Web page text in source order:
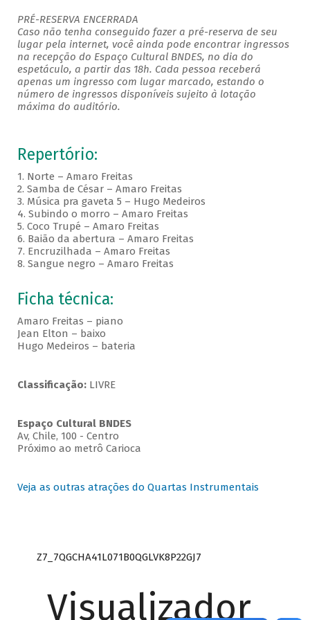
PRÉ-RESERVA ENCERRADA
Caso não tenha conseguido fazer a pré-reserva de seu
lugar pela internet, você ainda pode encontrar ingressos
na recepção do Espaço Cultural BNDES, no dia do
espetáculo, a partir das 18h. Cada pessoa receberá
apenas um ingresso com lugar marcado, estando o
número de ingressos disponíveis sujeito à lotação
máxima do auditório. ​
Repertório:
1. Norte – Amaro Freitas
2. Samba de César – Amaro Freitas
3. Música pra gaveta 5 – Hugo Medeiros
4. Subindo o morro – Amaro Freitas
5. Coco Trupé – Amaro Freitas
6. Baião da abertura – Amaro Freitas
7. Encruzilhada – Amaro Freitas
8. Sangue negro – Amaro Freitas
Ficha técnica:
Amaro Freitas – piano
Jean Elton – baixo
Hugo Medeiros – bateria
Classificação:LIVRE
Espaço Cultural BNDES
Av, Chile, 100 - Centro
Próximo ao metrô Carioca
Veja as outras atrações do Quartas Instrumentais
Z7_7QGCHA41L071B0QGLVK8P22GJ7
Visualizador